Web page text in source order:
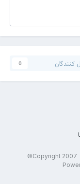
کنندگان 0
Copyright 2007